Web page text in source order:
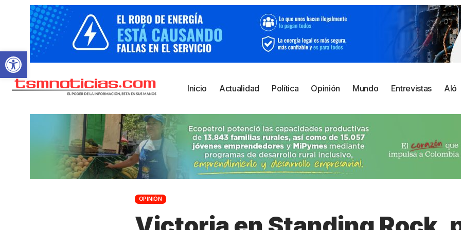
Abrir barra de herramientas
Inicio Actualidad Política Opinión Mundo Entrevistas Aló
OPINIÓN